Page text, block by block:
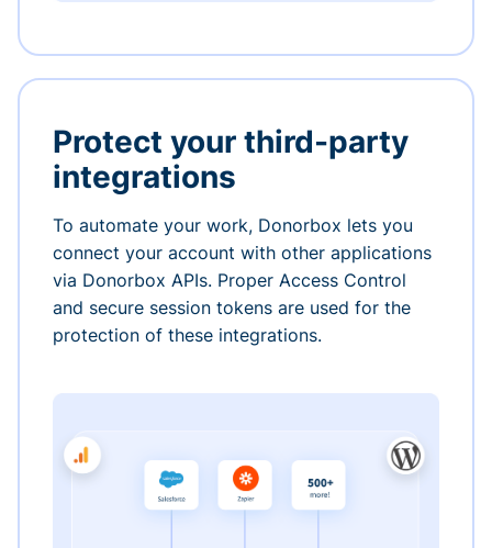
Protect your third-party
integrations
To automate your work, Donorbox lets you
connect your account with other applications
via Donorbox APIs. Proper Access Control
and secure session tokens are used for the
protection of these integrations.